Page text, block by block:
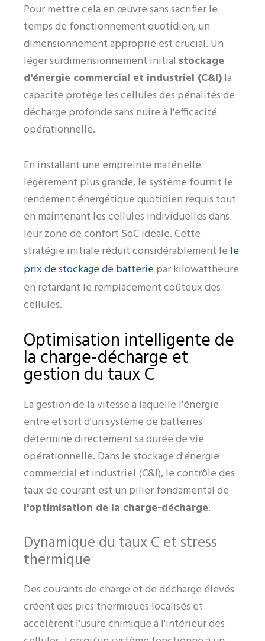
Pour mettre cela en œuvre sans sacrifier le
temps de fonctionnement quotidien, un
dimensionnement approprié est crucial. Un
léger surdimensionnement initial stockage
d'énergie commercial et industriel (C&I)la
capacité protège les cellules des pénalités de
décharge profonde sans nuire à l'efficacité
opérationnelle.
En installant une empreinte matérielle
légèrement plus grande, le système fournit le
rendement énergétique quotidien requis tout
en maintenant les cellules individuelles dans
leur zone de confort SoC idéale. Cette
stratégie initiale réduit considérablement le le
prix de stockage de batteriepar kilowattheure
en retardant le remplacement coûteux des
cellules.
Optimisation intelligente de
la charge-décharge et
gestion du taux C
La gestion de la vitesse à laquelle l'énergie
entre et sort d'un système de batteries
détermine directement sa durée de vie
opérationnelle. Dans le stockage d'énergie
commercial et industriel (C&I), le contrôle des
taux de courant est un pilier fondamental de
l'optimisation de la charge-décharge.
Dynamique du taux C et stress
thermique
Des courants de charge et de décharge élevés
créent des pics thermiques localisés et
accélèrent l'usure chimique à l'intérieur des